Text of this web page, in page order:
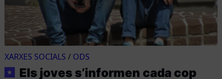
XARXES SOCIALS / ODS
★
Els joves s’informen cada cop